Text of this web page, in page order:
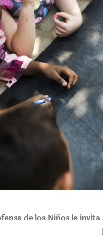
de los Niños le